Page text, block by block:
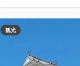
観光